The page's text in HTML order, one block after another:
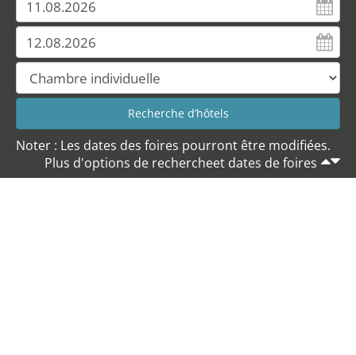
Noter : Les dates des foires pourront être modifiées.
Plus d'options de rechercheet dates de foires